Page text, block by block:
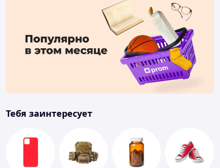
Тебя заинтересует